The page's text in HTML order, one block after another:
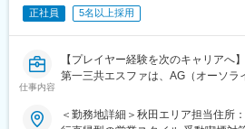
正社員 5名以上採用
仕事内容
【プレイヤー経験を次のキャリアへ】
第一三共エスファは、AG（オーソラ
2024年よりクオールグループの中核
ズを迎え、
＜勤務地詳細＞秋田エリア担当住所